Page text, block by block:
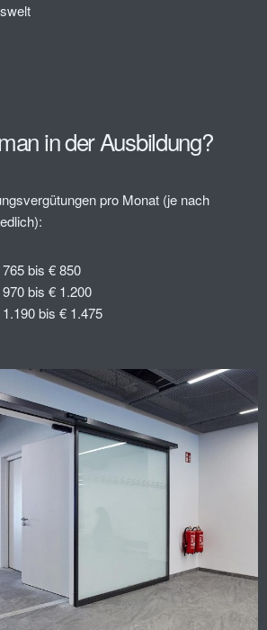
in der Ausbildung?
pro Monat (je nach
bis € 850
bis € 1.200
bis € 1.475